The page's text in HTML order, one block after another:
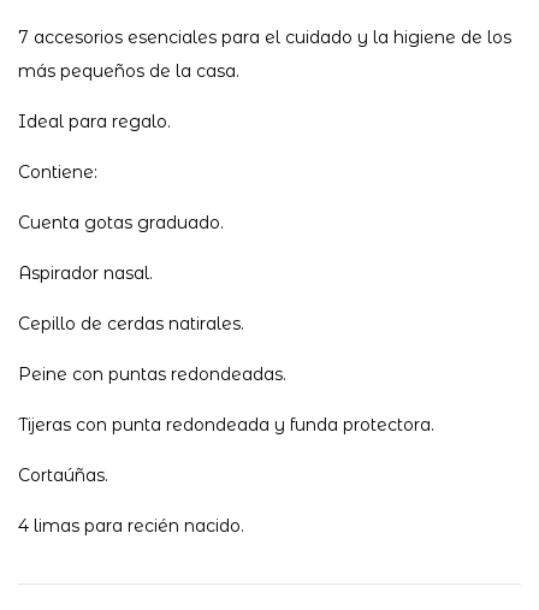
7 accesorios esenciales para el cuidado y la higiene de los
más pequeños de la casa.
Ideal para regalo.
Contiene:
Cuenta gotas graduado.
Aspirador nasal.
Cepillo de cerdas natirales.
Peine con puntas redondeadas.
Tijeras con punta redondeada y funda protectora.
Cortaúñas.
4 limas para recién nacido.